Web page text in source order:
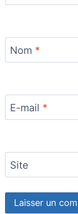
Nom *
E-mail *
Site